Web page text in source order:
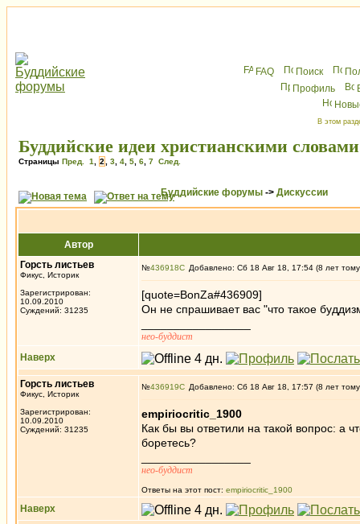
FAQ Поиск
Профиль
В этом
Буддийские идеи христианскими
Страницы Пред. 1 2 3 4 5 6 7 След.
Буддийские форумы -> Дискуссии
Автор
Горсть листьев
Фикус, Историк
Зарегистрирован:
10.09.2010
Суждений: 31235
№436918 Добавлено: Сб 18 Авг 18, 17:54 (8 лет
[quote=BonZa#436909]
Он не спрашивает вас "что такое
нео-буддист
Наверх
Горсть листьев
Фикус, Историк
Зарегистрирован:
10.09.2010
Суждений: 31235
№436919 Добавлено: Сб 18 Авг 18, 17:57 (8 лет
empiriocritic_1900
Как бы вы ответили на такой вопрос: а
боретесь?
нео-буддист
Ответы на этот пост: empiriocritic_1900
Наверх